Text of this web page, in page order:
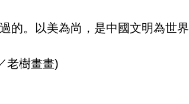
。以美為尚，是中國文明為世
老樹畫畫)